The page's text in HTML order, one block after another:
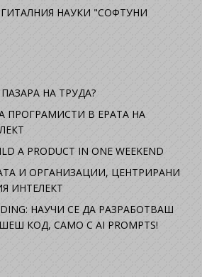
НАУКИ "СОФТУНИ
НА ТРУДА?
ПРОГРАМИСТИ В ЕРАТА НА
A PRODUCT IN ONE WEEKEND
И ОРГАНИЗАЦИИ, ЦЕНТРИРАНИ
ИНТЕЛЕКТ
НАУЧИ СЕ ДА РАЗРАБОТВАШ
КОД, САМО С AI PROMPTS!